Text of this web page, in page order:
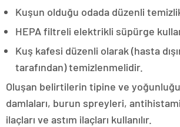
Kuşun olduğu odada düzenli temizlik
HEPA filtreli elektrikli süpürge
Kuş kafesi düzenli olarak (hasta
tarafından) temizlenmelidir.
Oluşan belirtilerin tipine ve
damlaları, burun spreyleri,
ilaçları ve astım ilaçları kullanılır.